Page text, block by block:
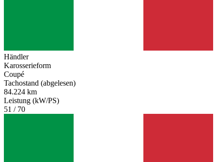
Händler
Karosserieform
Coupé
Tachostand (abgelesen)
84.224 km
Leistung (kW/PS)
51 / 70